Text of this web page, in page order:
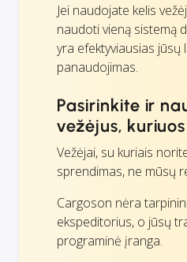
Jei naudojate kelis
naudoti vieną sistemą
yra efektyviausias jūsų
panaudojimas.
Pasirinkite ir
vežėjus,
Vežėjai, su kuriais
sprendimas, ne mūsų
Cargoson nėra
ekspeditorius, o jūsų
programinė įranga.